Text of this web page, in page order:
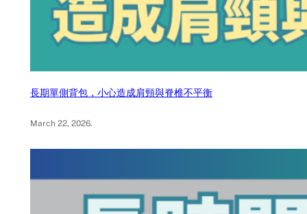
長期單側背包，小心造成肩頸與脊椎不平衡
March 22, 2026.